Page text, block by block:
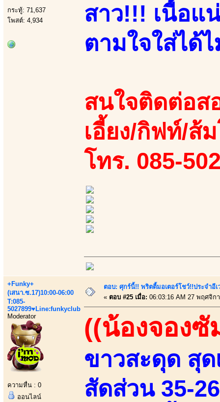
กระทู้: 71,637
โพสต์: 4,934
สาว!!! เนื้อ
ตามใจใส่ได้
สนใจติดต่อส
เอี้ยง/กิฟท์/ส้
โทร. 085-
+Funky+
(เสนา.ซ.17)10:00-06:00
T:085-
5027899♥Line:funkyclub
Moderator
ความหื่น : 0
ออนไลน์
ตอบ: ศุกร์นี้!! พริตตี้มอเตอร์โชว์!!ประจำอี
« ตอบ #25 เมื่อ: 06:03:16 AM 27 พฤศจิก
((น้องจองซั
ขาวสะดุด สุด
สัดส่วน 35-